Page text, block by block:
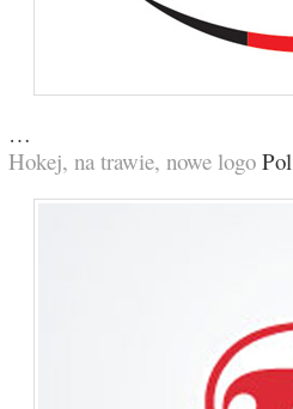
…
Hokej, na trawie, nowe logo